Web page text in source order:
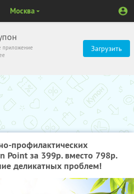
приложение
Загрузить
Москва
профилактических
Point за 399р. вместо 798р.
деликатных проблем!